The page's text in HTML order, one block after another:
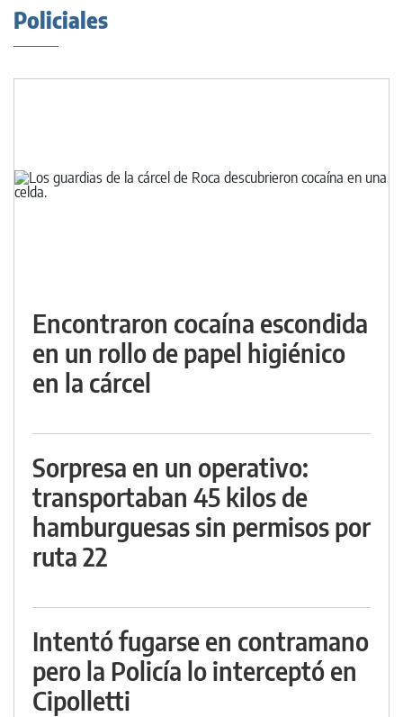
Policiales
Encontraron cocaína escondida
en un rollo de papel higiénico
en la cárcel
Sorpresa en un operativo:
transportaban 45 kilos de
hamburguesas sin permisos por
ruta 22
Intentó fugarse en contramano
pero la Policía lo interceptó en
Cipolletti